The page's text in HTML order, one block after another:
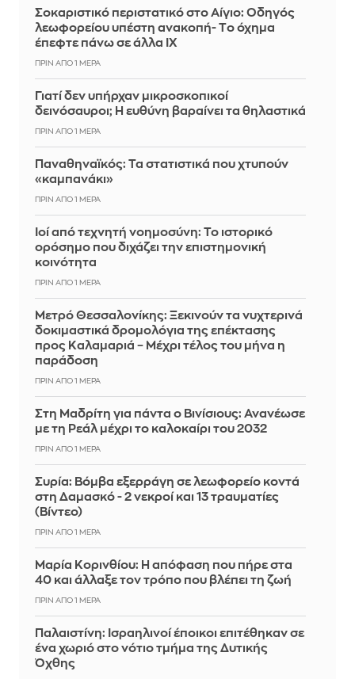
Σοκαριστικό περιστατικό στο Αίγιο: Οδηγός
λεωφορείου υπέστη ανακοπή- Tο όχημα
έπεφτε πάνω σε άλλα ΙΧ
ΠΡΙΝ ΑΠΌ 1 ΜΈΡΑ
Γιατί δεν υπήρχαν μικροσκοπικοί
δεινόσαυροι; Η ευθύνη βαραίνει τα θηλαστικά
ΠΡΙΝ ΑΠΌ 1 ΜΈΡΑ
Παναθηναϊκός: Τα στατιστικά που χτυπούν
«καμπανάκι»
ΠΡΙΝ ΑΠΌ 1 ΜΈΡΑ
Ιοί από τεχνητή νοημοσύνη: Το ιστορικό
ορόσημο που διχάζει την επιστημονική
κοινότητα
ΠΡΙΝ ΑΠΌ 1 ΜΈΡΑ
Μετρό Θεσσαλονίκης: Ξεκινούν τα νυχτερινά
δοκιμαστικά δρομολόγια της επέκτασης
προς Καλαμαριά – Μέχρι τέλος του μήνα η
παράδοση
ΠΡΙΝ ΑΠΌ 1 ΜΈΡΑ
Στη Μαδρίτη για πάντα ο Βινίσιους: Ανανέωσε
με τη Ρεάλ μέχρι το καλοκαίρι του 2032
ΠΡΙΝ ΑΠΌ 1 ΜΈΡΑ
Συρία: Βόμβα εξερράγη σε λεωφορείο κοντά
στη Δαμασκό - 2 νεκροί και 13 τραυματίες
(Βίντεο)
ΠΡΙΝ ΑΠΌ 1 ΜΈΡΑ
Μαρία Κορινθίου: Η απόφαση που πήρε στα
40 και άλλαξε τον τρόπο που βλέπει τη ζωή
ΠΡΙΝ ΑΠΌ 1 ΜΈΡΑ
Παλαιστίνη: Ισραηλινοί έποικοι επιτέθηκαν σε
ένα χωριό στο νότιο τμήμα της Δυτικής
Όχθης